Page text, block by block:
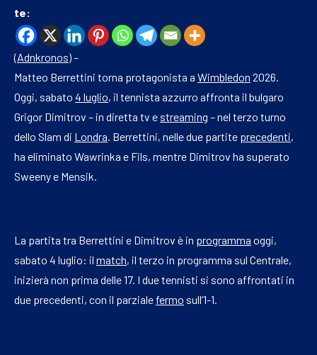
te:
(Adnkronos) –
Matteo Berrettini torna protagonista a Wimbledon 2026.
Oggi, sabato 4 luglio, il tennista azzurro affronta il bulgaro
Grigor Dimitrov – in diretta tv e streaming – nel terzo turno
dello Slam di Londra . Berrettini, nelle due partite precedenti,
ha eliminato Wawrinka e Fils, mentre Dimitrov ha superato
Sweeny e Mensik.
La partita tra Berrettini e Dimitrov è in programma oggi,
sabato 4 luglio: il match, il terzo in programma sul Centrale,
inizierà non prima delle 17. I due tennisti si sono affrontati in
due precedenti, con il parziale fermo sull’1-1.